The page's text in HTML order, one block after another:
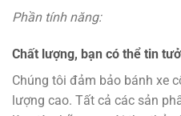
Phần tính năng:
Chất lượng, bạn có thể tin
Chúng tôi đảm bảo bánh xe
lượng cao. Tất cả các sản